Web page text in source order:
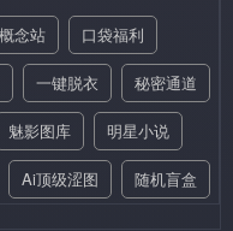
念站 口袋福利
一键脱衣 秘密通道
魅影图库 明星小说
Ai顶级涩图 随机盲盒